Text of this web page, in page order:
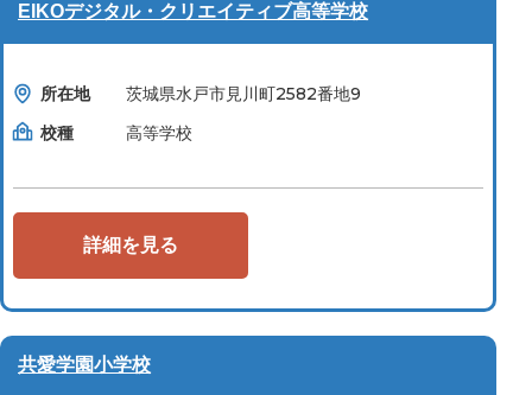
EIKOデジタル・クリエイティブ高等学校
所在地
茨城県水戸市見川町2582番地9
校種
高等学校
詳細を見る
共愛学園小学校